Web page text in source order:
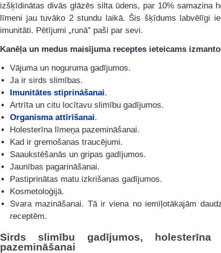
izšķīdinātas divās glāzēs silta ūdens, par 10% samazina
līmeni jau tuvāko 2 stundu laikā. Šis šķīdums labvēlīgi
imunitāti. Pētījumi „runā” paši par sevi.
Kanēļa un medus maisījuma receptes ieteicams
Vājuma un noguruma gadījumos.
Ja ir sirds slimības.
Imunitātes stiprināšanai.
Artrīta un citu locītavu slimību gadījumos.
Organisma attīrīšanai.
Holesterīna līmeņa pazemināšanai.
Kad ir gremošanas traucējumi.
Saaukstēšanās un gripas gadījumos.
Jaunības pagarināšanai.
Pastiprinātas matu izkrišanas gadījumos.
Kosmetoloģijā.
Svara mazināšanai. Tā ir viena no iemīļotākajām
receptēm.
Sirds slimību gadījumos, holesterīna
pazemināšanai